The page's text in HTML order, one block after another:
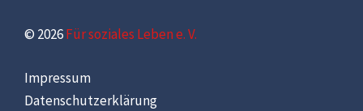
© 2026Für soziales Leben e. V.
Impressum
Datenschutzerklärung